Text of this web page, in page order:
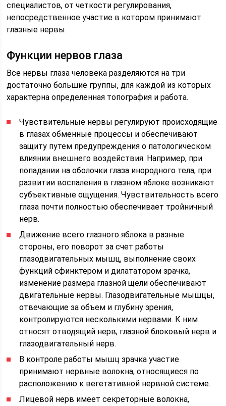
специалистов, от четкости регулирования,
непосредственное участие в котором принимают
глазные нервы.
Функции нервов глаза
Все нервы глаза человека разделяются на три
достаточно большие группы, для каждой из которых
характерна определенная топография и работа.
Чувствительные нервы регулируют происходящие
в глазах обменные процессы и обеспечивают
защиту путем предупреждения о патологическом
влиянии внешнего воздействия. Например, при
попадании на оболочки глаза инородного тела, при
развитии воспаления в глазном яблоке возникают
субъективные ощущения. Чувствительность всего
глаза почти полностью обеспечивает тройничный
нерв.
Движение всего глазного яблока в разные
стороны, его поворот за счет работы
глазодвигательных мышц, выполнение своих
функций сфинктером и дилататором зрачка,
изменение размера глазной щели обеспечивают
двигательные нервы. Глазодвигательные мышцы,
отвечающие за объем и глубину зрения,
контролируются несколькими нервами. К ним
относят отводящий нерв, глазной блоковый нерв и
глазодвигательный нерв.
В контроле работы мышц зрачка участие
принимают нервные волокна, относящиеся по
расположению к вегетативной нервной системе.
Лицевой нерв имеет секреторные волокна,